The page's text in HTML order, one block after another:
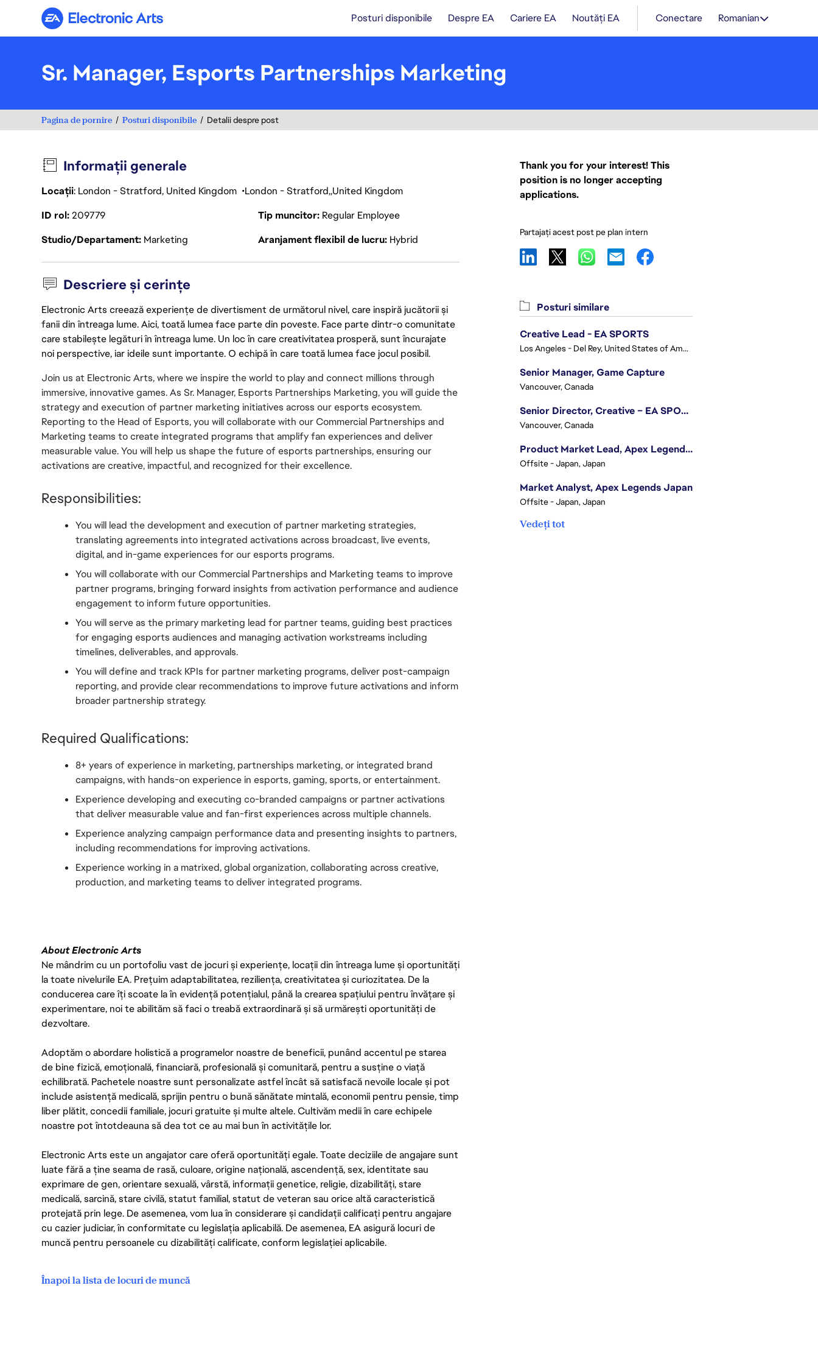
Electronic Arts Posturi disponibile Despre EA Cariere EA Noutăți EA Conectare Romanian
Sr. Manager, Esports Partnerships Marketing
Pagina de pornire Posturi disponibile Detalii despre post
Informații generale
Locații: London - Stratford, United Kingdom London - Stratford United Kingdom
ID rol209779 Tip muncitor Regular Employee
Studio/Departament Marketing Aranjament flexibil de lucru Hybrid
Descriere și cerințe
Electronic Arts creează experiențe de divertisment de următorul nivel, care inspiră jucătorii și
fanii din întreaga lume. Aici, toată lumea face parte din poveste. Face parte dintr-o comunitate
care stabilește legături în întreaga lume. Un loc în care creativitatea prosperă, sunt încurajate
noi perspective, iar ideile sunt importante. O echipă în care toată lumea face jocul posibil.
Join us at Electronic Arts, where we inspire the world to play and connect millions through
immersive, innovative games. As Sr. Manager, Esports Partnerships Marketing, you will guide the
strategy and execution of partner marketing initiatives across our esports ecosystem.
Reporting to the Head of Esports, you will collaborate with our Commercial Partnerships and
Marketing teams to create integrated programs that amplify fan experiences and deliver
measurable value. You will help us shape the future of esports partnerships, ensuring our
activations are creative, impactful, and recognized for their excellence.
Responsibilities:
You will lead the development and execution of partner marketing strategies,
translating agreements into integrated activations across broadcast, live events,
digital, and in-game experiences for our esports programs.
You will collaborate with our Commercial Partnerships and Marketing teams to improve
partner programs, bringing forward insights from activation performance and audience
engagement to inform future opportunities.
You will serve as the primary marketing lead for partner teams, guiding best practices
for engaging esports audiences and managing activation workstreams including
timelines, deliverables, and approvals.
You will define and track KPIs for partner marketing programs, deliver post-campaign
reporting, and provide clear recommendations to improve future activations and inform
broader partnership strategy.
Required Qualifications:
8+ years of experience in marketing, partnerships marketing, or integrated brand
campaigns, with hands-on experience in esports, gaming, sports, or entertainment.
Experience developing and executing co-branded campaigns or partner activations
that deliver measurable value and fan-first experiences across multiple channels.
Experience analyzing campaign performance data and presenting insights to partners,
including recommendations for improving activations.
Experience working in a matrixed, global organization, collaborating across creative,
production, and marketing teams to deliver integrated programs.
About Electronic Arts
Ne mândrim cu un portofoliu vast de jocuri și experiențe, locații din întreaga lume și oportunități
la toate nivelurile EA. Prețuim adaptabilitatea, reziliența, creativitatea și curiozitatea. De la
conducerea care îți scoate la în evidență potențialul, până la crearea spațiului pentru învățare și
experimentare, noi te abilităm să faci o treabă extraordinară și să urmărești oportunități de
dezvoltare.
Adoptăm o abordare holistică a programelor noastre de beneficii, punând accentul pe starea
de bine fizică, emoțională, financiară, profesională și comunitară, pentru a susține o viață
echilibrată. Pachetele noastre sunt personalizate astfel încât să satisfacă nevoile locale și pot
include asistență medicală, sprijin pentru o bună sănătate mintală, economii pentru pensie, timp
liber plătit, concedii familiale, jocuri gratuite și multe altele. Cultivăm medii în care echipele
noastre pot întotdeauna să dea tot ce au mai bun în activitățile lor.
Electronic Arts este un angajator care oferă oportunități egale. Toate deciziile de angajare sunt
luate fără a ține seama de rasă, culoare, origine națională, ascendență, sex, identitate sau
exprimare de gen, orientare sexuală, vârstă, informații genetice, religie, dizabilități, stare
medicală, sarcină, stare civilă, statut familial, statut de veteran sau orice altă caracteristică
protejată prin lege. De asemenea, vom lua în considerare și candidații calificați pentru angajare
cu cazier judiciar, în conformitate cu legislația aplicabilă. De asemenea, EA asigură locuri de
muncă pentru persoanele cu dizabilități calificate, conform legislației aplicabile.
Înapoi la lista de locuri de muncă
Thank you for your interest! This
position is no longer accepting
applications.
Partajați acest post pe plan intern
Posturi similare
Creative Lead - EA SPORTS
Los Angeles - Del Rey, United States of America
Senior Manager, Game Capture
Vancouver, Canada
Senior Director, Creative – EA SPORTS FC
Vancouver, Canada
Product Market Lead, Apex Legends Japan
Offsite - Japan, Japan
Market Analyst, Apex Legends Japan
Offsite - Japan, Japan
Vedeți tot